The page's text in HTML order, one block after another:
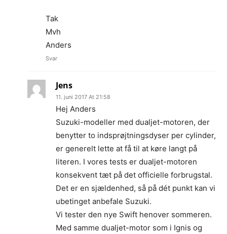
Tak
Mvh
Anders
Svar
Jens
11. juni 2017 At 21:58
Hej Anders
Suzuki-modeller med dualjet-motoren, der
benytter to indsprøjtningsdyser per cylinder,
er generelt lette at få til at køre langt på
literen. I vores tests er dualjet-motoren
konsekvent tæt på det officielle forbrugstal.
Det er en sjældenhed, så på dét punkt kan vi
ubetinget anbefale Suzuki.
Vi tester den nye Swift henover sommeren.
Med samme dualjet-motor som i Ignis og